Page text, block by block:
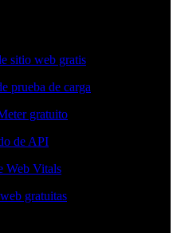
sitio web gratis
prueba de carga
gratuito
de API
Web Vitals
gratuitas